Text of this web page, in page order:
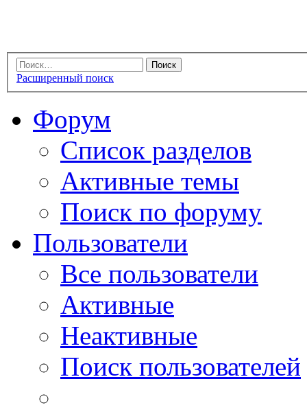
Расширенный поиск
Форум
Список разделов
Активные темы
Поиск по форуму
Пользователи
Все пользователи
Активные
Неактивные
Поиск пользователей